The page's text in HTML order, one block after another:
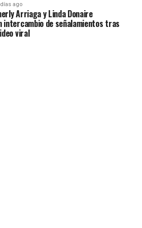
ago
Arriaga y Linda Donaire
intercambio de señalamientos tras
viral